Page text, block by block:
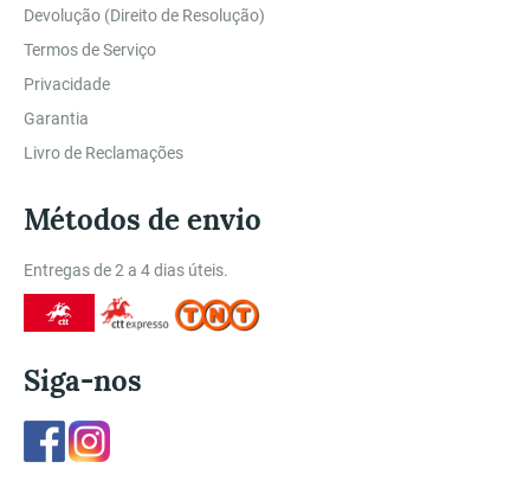
Devolução (Direito de Resolução)
Termos de Serviço
Privacidade
Garantia
Livro de Reclamações
Métodos de envio
Entregas de 2 a 4 dias úteis.
Siga-nos
FacebookInstagram